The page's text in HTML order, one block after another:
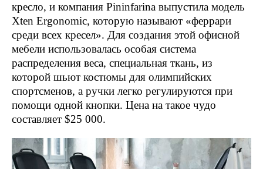
кресло, и компания Pininfarina выпустила модель
Xten Ergonomic, которую называют «феррари
среди всех кресел». Для создания этой офисной
мебели использовалась особая система
распределения веса, специальная ткань, из
которой шьют костюмы для олимпийских
спортсменов, а ручки легко регулируются при
помощи одной кнопки. Цена на такое чудо
составляет $25 000.